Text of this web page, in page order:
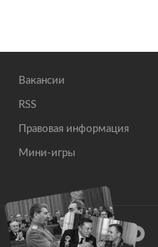
Вакансии
RSS
Правовая информация
Мини-игры